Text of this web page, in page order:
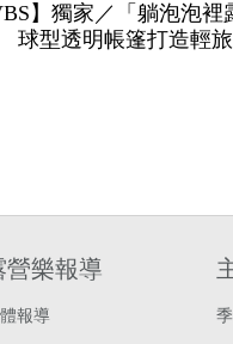
】獨家／「躺泡泡裡
球型透明帳篷打造輕
營樂報導
報導